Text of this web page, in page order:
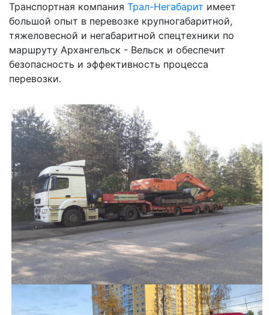
Транспортная компания Трал-Негабарит имеет
большой опыт в перевозке крупногабаритной,
тяжеловесной и негабаритной спецтехники по
маршруту Архангельск - Вельск и обеспечит
безопасность и эффективность процесса
перевозки.